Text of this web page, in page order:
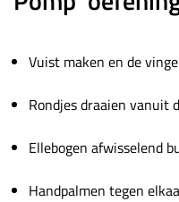
Vuist maken en de
Rondjes draaien vanuit
Ellebogen afwisselend
Handpalmen tegen